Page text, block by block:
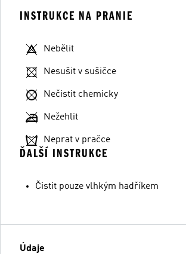
INSTRUKCE NA PRANIE
Nebělit
Nesušit v sušičce
Nečistit chemicky
Nežehlit
Neprat v pračce
ĎALŠÍ INSTRUKCE
Čistit pouze vlhkým hadříkem
Údaje